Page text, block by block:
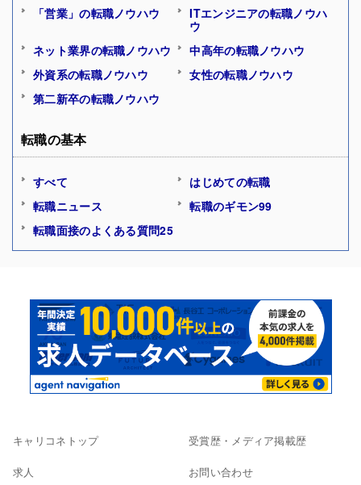
「営業」の転職ノウハウ
ITエンジニアの転職ノウハ
ウ
ネット業界の転職ノウハウ
中高年の転職ノウハウ
外資系の転職ノウハウ
女性の転職ノウハウ
第二新卒の転職ノウハウ
転職の基本
すべて
はじめての転職
転職ニュース
転職のギモン99
転職面接のよくある質問25
キャリコネトップ
求人
受賞歴・メディア掲載歴
お問い合わせ